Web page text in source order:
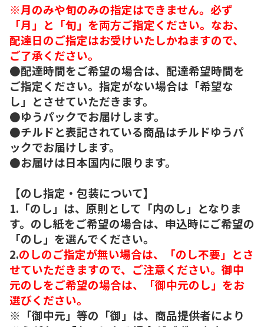
※月のみや旬のみの指定はできません。必ず
「月」と「旬」を両方ご指定ください。なお、
配達日のご指定はお受けいたしかねますので、
ご了承ください。
●配達時間をご希望の場合は、配達希望時間を
ご指定ください。指定がない場合は「希望な
し」とさせていただきます。
●ゆうパックでお届けします。
●チルドと表記されている商品はチルドゆうパ
ックでお届けします。
●お届けは日本国内に限ります。
【のし指定・包装について】
1.「のし」は、原則として「内のし」となりま
す。のし紙をご希望の場合は、申込時にご希望の
「のし」を選んでください。
2.のしのご指定が無い場合は、「のし不要」とさ
せていただきますので、ご注意ください。御中
元のしをご希望の場合は、「御中元のし」をお
選びください。
※「御中元」等の「御」は、商品提供者により